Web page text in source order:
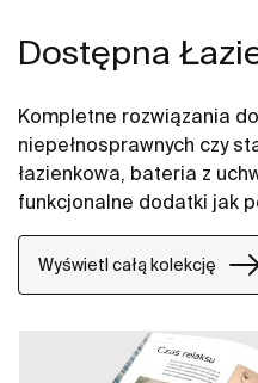
Dostępna
Kompletne rozwiązania
niepełnosprawnych czy
łazienkowa, bateria z
funkcjonalne dodatki jak
zapewnienie komfortowej
Wyświetl całą kolekcję